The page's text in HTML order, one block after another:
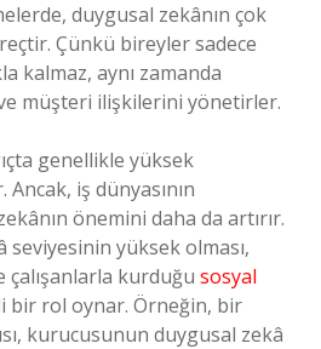
duygusal zekânın çok
Çünkü bireyler sadece
kalmaz, aynı zamanda
müşteri ilişkilerini yönetirler.
genellikle yüksek
iş dünyasının
önemini daha da artırır.
seviyesinin yüksek olması,
kurduğu sosyal
bir rol oynar. Örneğin, bir
kurucusunun duygusal zekâ